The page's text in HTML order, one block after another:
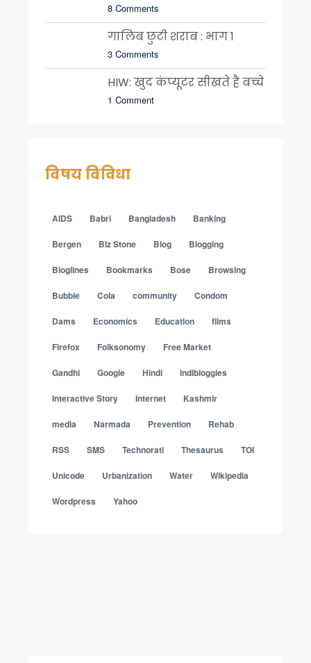
8 Comments
गालिब छुटी शराब : भाग 1
3 Comments
HIW: खुद कंप्यूटर सीखते हैं बच्चे
1 Comment
विषय विविधा
AIDS Babri Bangladesh Banking
Bergen Biz Stone Blog Blogging
Bloglines Bookmarks Bose Browsing
Bubble Cola community Condom
Dams Economics Education films
Firefox Folksonomy Free Market
Gandhi Google Hindi Indibloggies
Interactive Story Internet Kashmir
media Narmada Prevention Rehab
RSS SMS Technorati Thesaurus TOI
Unicode Urbanization Water Wikipedia
Wordpress Yahoo